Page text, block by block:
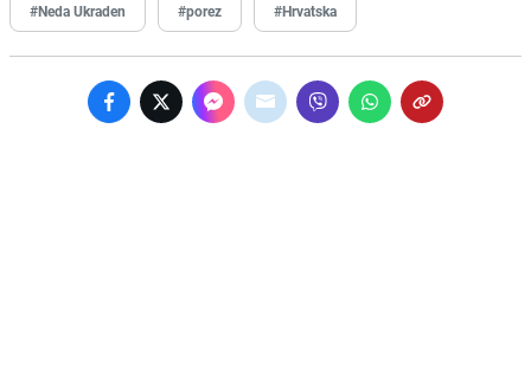
#Neda Ukraden #porez #Hrvatska